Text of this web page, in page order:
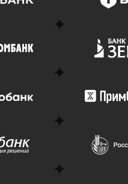
в Т-Банк
в
в